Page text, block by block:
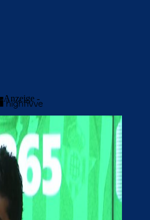
Anzeige -